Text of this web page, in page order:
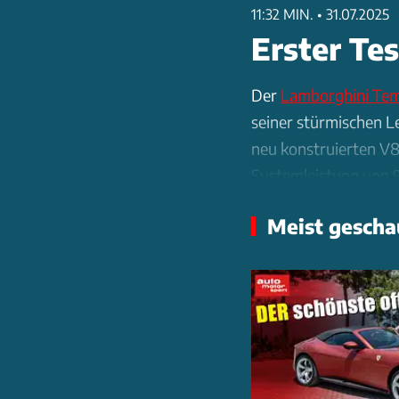
11:32 MIN. • 31.07.2025
Erster
Der Lamborghini
seiner stürmischen
neu konstruierten
Systemleistung von
und ein optionales
einzigartiges
gesteigert wird. Die
vermittelt ein Gefühl
technologisches
sich das Video an,
Meist